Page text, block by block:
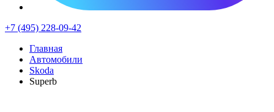
+7 (495) 228-09-42
Главная
Автомобили
Skoda
Superb